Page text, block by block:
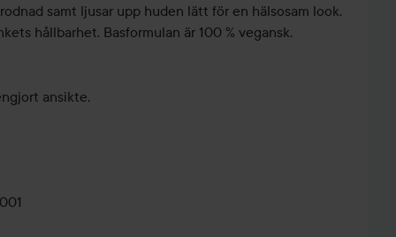
samt ljusar upp huden lätt för en hälsosam look.
hållbarhet. Basformulan är 100 % vegansk.
ansikte.